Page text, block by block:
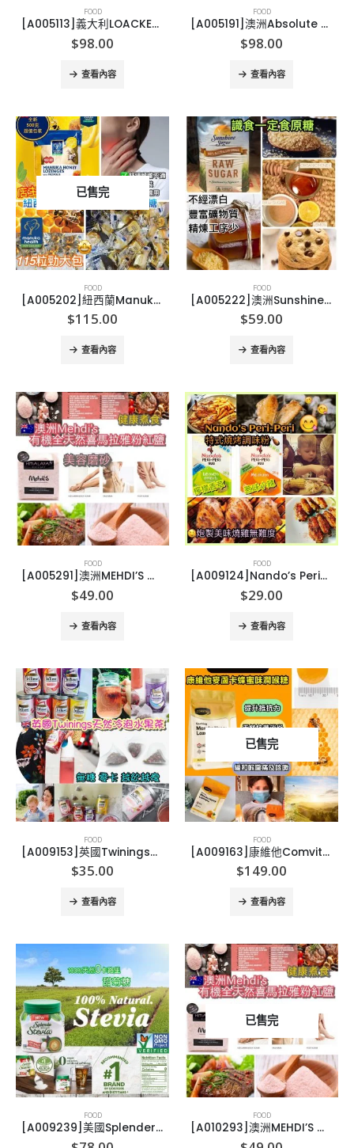
FOOD
[A005113]義大利LOACKER 迷你雜錦威化-800G
$98.00
查看內容
FOOD
[A005191]澳洲Absolute Organic有機天然三色藜麥 (1.5kg)
$98.00
查看內容
已售完
FOOD
[A005202]紐西蘭Manuka Health MGO400+ 麥盧卡蜂蜜潤喉糖500g
$115.00
查看內容
FOOD
[A005222]澳洲Sunshine Sugar 原糖 3KG 珍寶裝
$59.00
查看內容
FOOD
[A005291]澳洲MEHDI’S 有機喜馬拉雅山粉紅鹽
$49.00
查看內容
FOOD
[A009124]Nando’s Peri-Peri 醃肉粉/調味粉25g
$29.00
查看內容
FOOD
[A009153]英國Twinings天然冷泡水果茶
$35.00
查看內容
已售完
FOOD
[A009163]康維他Comvita 蜂膠麥蘆卡蜂蜜潤喉糖
$149.00
查看內容
FOOD
[A009239]美國Splender 甜菊糖 280g
已售完
FOOD
[A010293]澳洲MEHDI’S 有機喜馬拉雅山粉紅鹽